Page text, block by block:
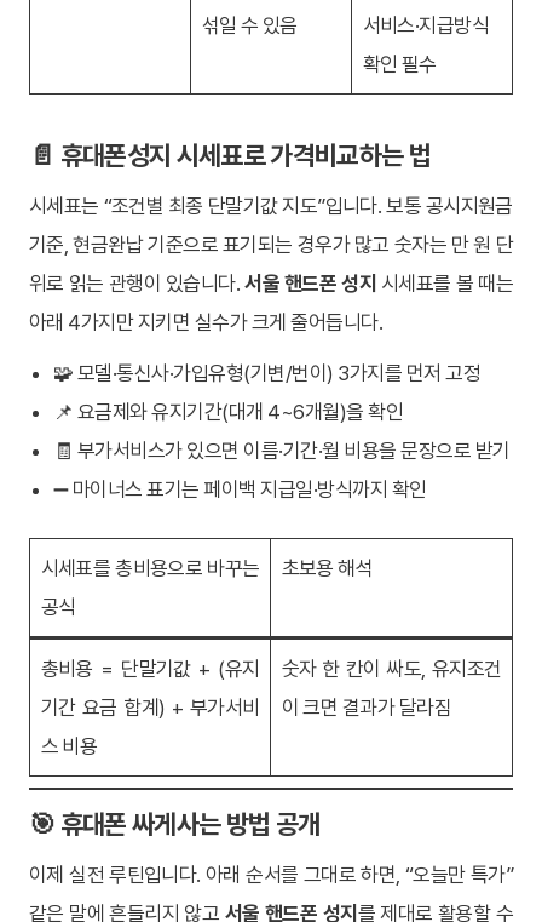
섞일 수 있음
서비스·지급방식
확인 필수
📄 휴대폰성지 시세표로 가격비교하는 법
시세표는 “조건별 최종 단말기값 지도”입니다. 보통 공시지원금
기준, 현금완납 기준으로 표기되는 경우가 많고 숫자는 만 원 단
위로 읽는 관행이 있습니다.서울 핸드폰 성지 시세표를 볼 때는
아래 4가지만 지키면 실수가 크게 줄어듭니다.
🧩 모델·통신사·가입유형(기변/번이) 3가지를 먼저 고정
📌 요금제와 유지기간(대개 4~6개월)을 확인
🧾 부가서비스가 있으면 이름·기간·월 비용을 문장으로 받기
➖ 마이너스 표기는 페이백 지급일·방식까지 확인
시세표를 총비용으로 바꾸는
공식
초보용 해석
총비용 = 단말기값 + (유지
기간 요금 합계) + 부가서비
스 비용
숫자 한 칸이 싸도, 유지조건
이 크면 결과가 달라짐
🎯 휴대폰 싸게사는 방법 공개
이제 실전 루틴입니다. 아래 순서를 그대로 하면, “오늘만 특가”
같은 말에 흔들리지 않고 서울 핸드폰 성지 를 제대로 활용할 수